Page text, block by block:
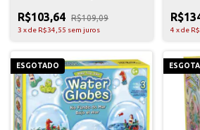
R$103,64 R$109,09
3 xde R$34,55 sem juros 4 xde
ESGOTADO